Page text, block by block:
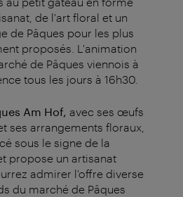
de l'art floral et un
de Pâques pour les plus
proposés. L'animation
de Pâques viennois à
tous les jours à 16h30.
Am Hof, avec ses œufs
ses arrangements floraux,
sous le signe de la
propose un artisanat
admirer l'offre diverse
du marché de Pâques